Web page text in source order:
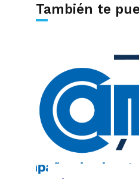
También te